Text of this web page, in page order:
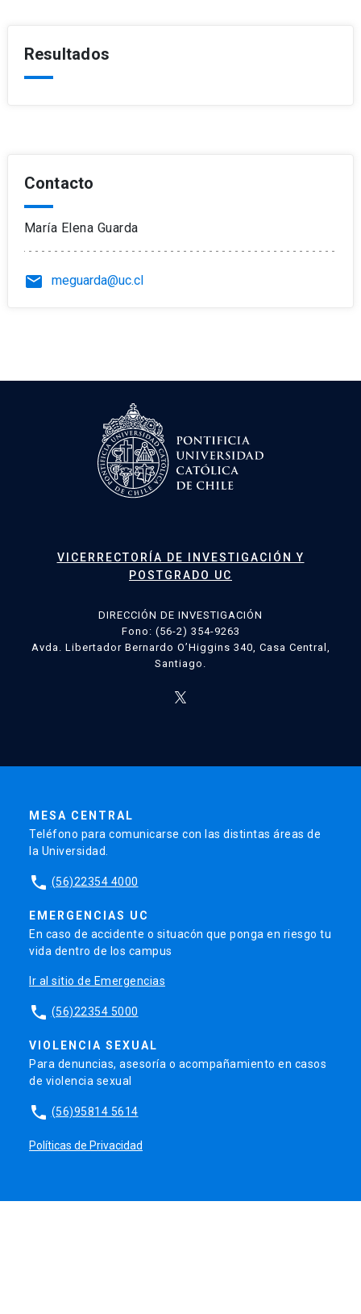
Resultados
Contacto
María Elena Guarda
email meguarda@uc.cl
VICERRECTORÍA DE INVESTIGACIÓN Y
POSTGRADO UC
DIRECCIÓN DE INVESTIGACIÓN
Fono: (56-2) 354-9263
Avda. Libertador Bernardo O’Higgins 340, Casa Central,
Santiago.
MESA CENTRAL
Teléfono para comunicarse con las distintas áreas de
la Universidad.
phone (56)22354 4000
EMERGENCIAS UC
En caso de accidente o situacón que ponga en riesgo tu
vida dentro de los campus
Ir al sitio de Emergencias
phone (56)22354 5000
VIOLENCIA SEXUAL
Para denuncias, asesoría o acompañamiento en casos
de violencia sexual
phone (56)95814 5614
Políticas de Privacidad